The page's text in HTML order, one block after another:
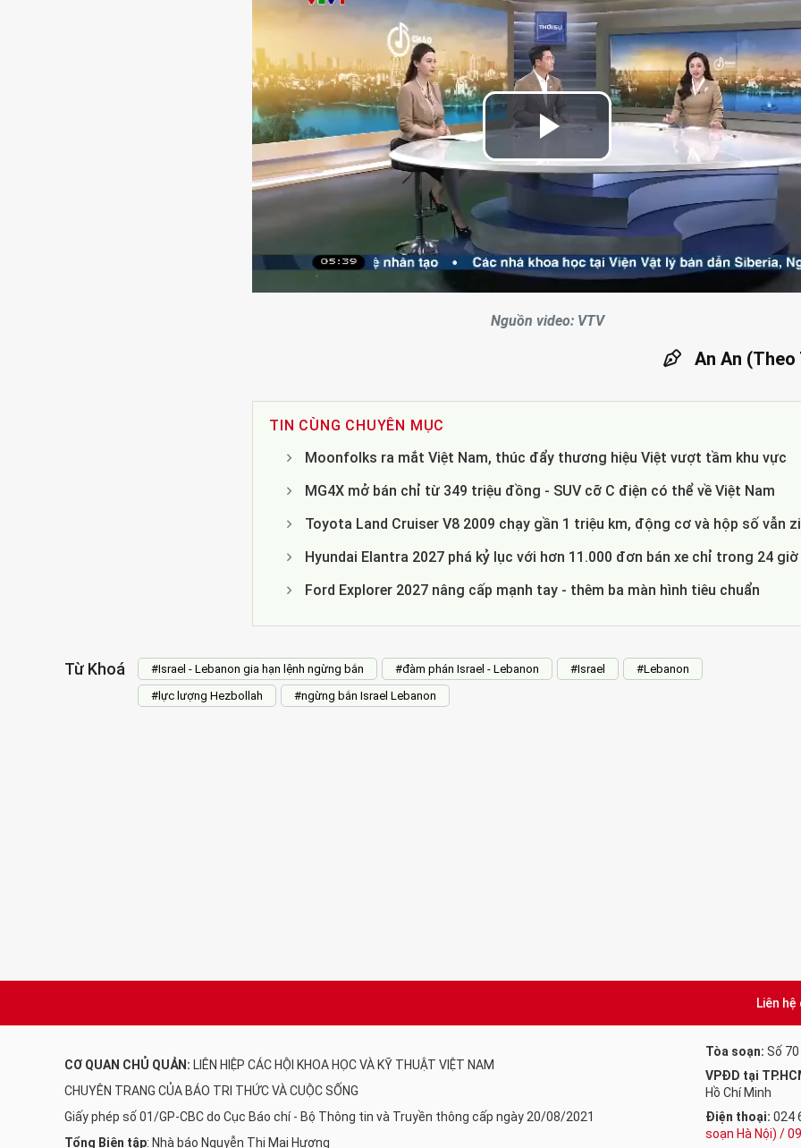
Play
Video
Nguồn video: VTV
An An (Theo
TIN CÙNG CHUYÊN MỤC
Moonfolks ra mắt Việt Nam, thúc đẩy thương hiệu Việt vượt tầm khu vực
MG4X mở bán chỉ từ 349 triệu đồng - SUV cỡ C điện có thể về Việt Nam
Toyota Land Cruiser V8 2009 chạy gần 1 triệu km, động cơ và hộp số vẫn
Hyundai Elantra 2027 phá kỷ lục với hơn 11.000 đơn bán xe chỉ trong 24 giờ
Ford Explorer 2027 nâng cấp mạnh tay - thêm ba màn hình tiêu chuẩn
Từ Khoá #Israel - Lebanon gia hạn lệnh ngừng bắn #đàm phán Israel - Lebanon #Israel
#Lebanon
#lực lượng Hezbollah
#ngừng bắn Israel Lebanon
Liên
CƠ QUAN CHỦ QUẢN: LIÊN HIỆP CÁC HỘI KHOA HỌC VÀ KỸ THUẬT VIỆT NAM
CHUYÊN TRANG CỦA BÁO TRI THỨC VÀ CUỘC SỐNG
Giấy phép số 01/GP-CBC do Cục Báo chí - Bộ Thông tin và Truyền thông cấp ngày 20/08/2021
Tổng Biên tập: Nhà báo Nguyễn Thị Mai Hương
Tòa soạn: Số
VPĐD tại
Hồ Chí Minh
Điện thoại: 024
soạn Hà Nội) /